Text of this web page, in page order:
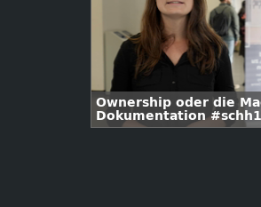
Ownership oder die
Dokumentation